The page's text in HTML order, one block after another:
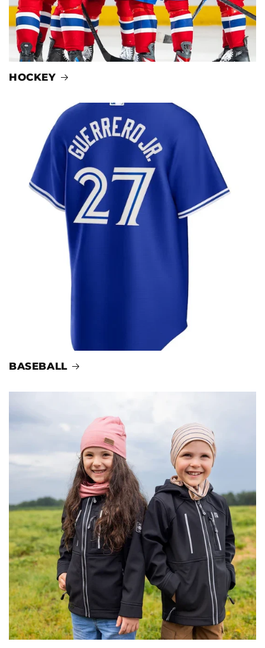
HOCKEY
BASEBALL